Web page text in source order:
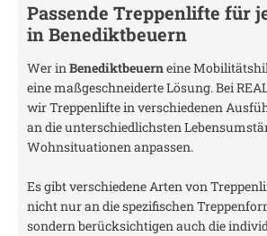
Passende Treppenlifte für
inBenediktbeuern
Wer inBenediktbeuerneine
eine maßgeschneiderte Lösung. Bei
wir Treppenlifte in verschiedenen
an die unterschiedlichsten
Wohnsituationen anpassen.
Es gibt verschiedene Arten von
nicht nur an die spezifischen
sondern berücksichtigen auch die